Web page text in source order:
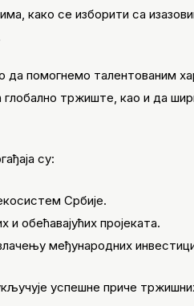
како се изборити са
помогнемо талентованим
глобално тржиште, као и да
су:
Србије.
обећавајућих пројеката.
међународних
успешне приче